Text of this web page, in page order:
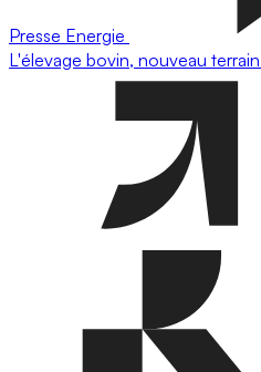
Presse Energie
L'élevage bovin, nouveau